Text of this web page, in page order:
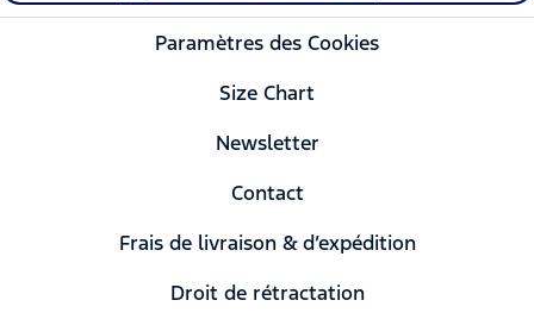
Paramètres des Cookies
Size Chart
Newsletter
Contact
Frais de livraison & d’expédition
Droit de rétractation